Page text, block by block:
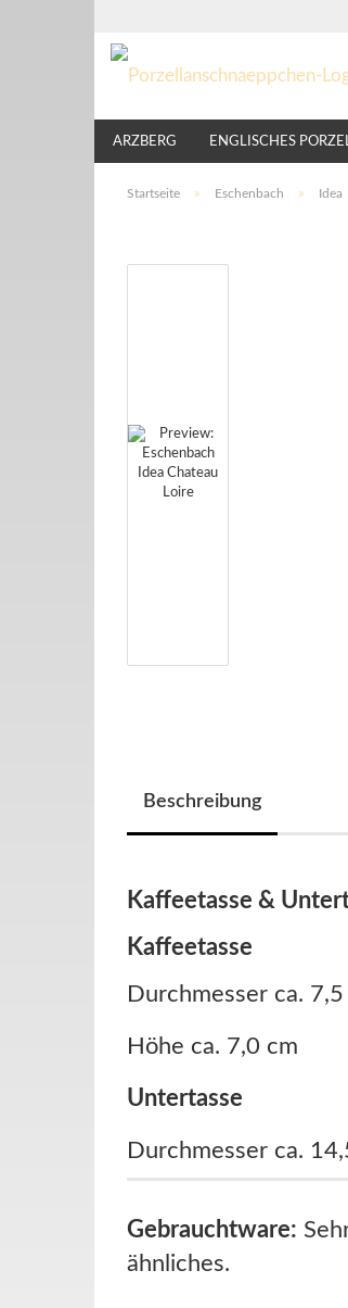
ARZBERG ENGLISCHES
LINDNER NIKKO
Startseite » Eschenbach » Idea
Beschreibung
Kaffeetasse &
Kaffeetasse
Durchmesser ca.
Höhe ca. 7,0 cm
Untertasse
Durchmesser ca.
Gebrauchtware:
ähnliches.